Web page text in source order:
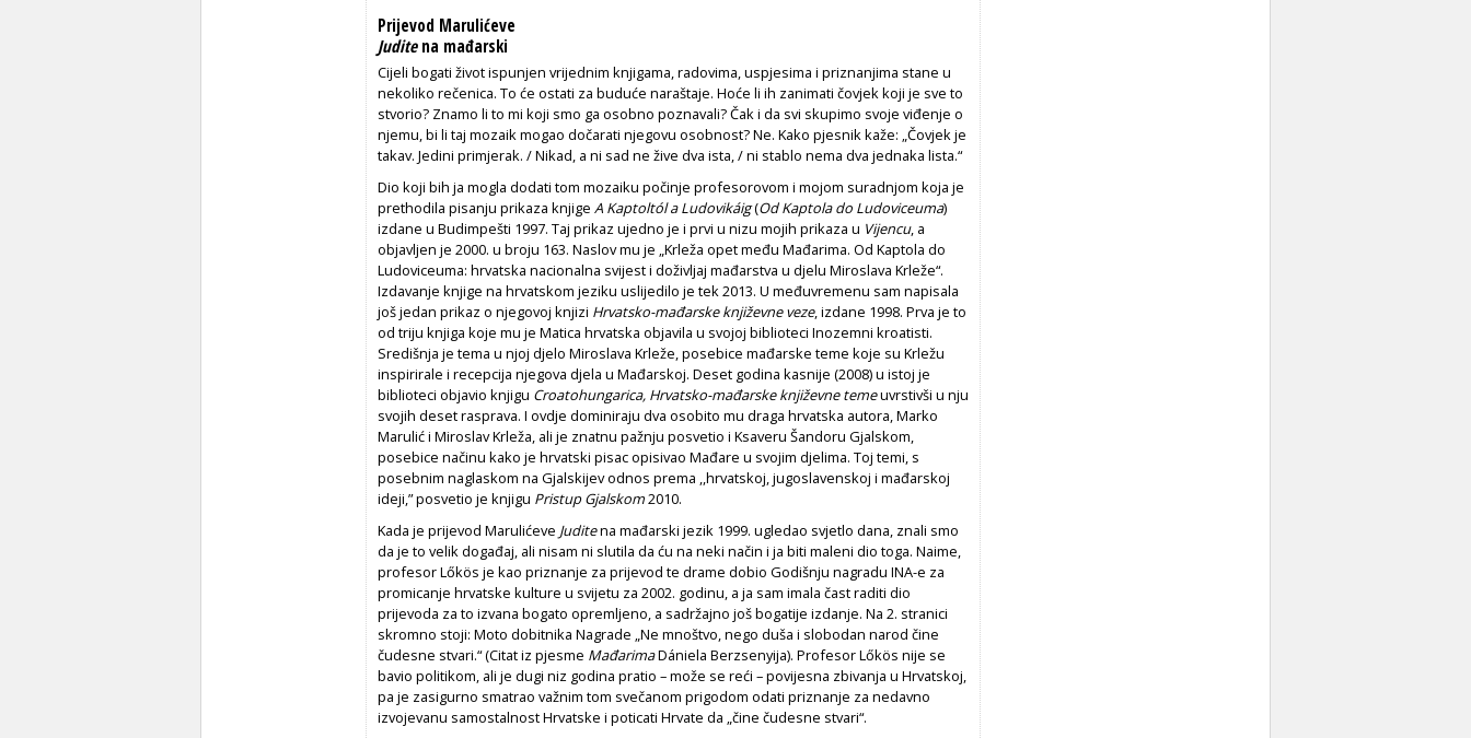
Prijevod Marulićeve
Juditena mađarski
Cijeli bogati život ispunjen vrijednim knjigama, radovima, uspjesima i priznanjima stane u
nekoliko rečenica. To će ostati za buduće naraštaje. Hoće li ih zanimati čovjek koji je sve to
stvorio? Znamo li to mi koji smo ga osobno poznavali? Čak i da svi skupimo svoje viđenje o
njemu, bi li taj mozaik mogao dočarati njegovu osobnost? Ne. Kako pjesnik kaže: „Čovjek je
takav. Jedini primjerak. / Nikad, a ni sad ne žive dva ista, / ni stablo nema dva jednaka lista.“
Dio koji bih ja mogla dodati tom mozaiku počinje profesorovom i mojom suradnjom koja je
prethodila pisanju prikaza knjige A Kaptoltól a Ludovikáig(Od Kaptola do Ludoviceuma)
izdane u Budimpešti 1997. Taj prikaz ujedno je i prvi u nizu mojih prikaza u Vijencu, a
objavljen je 2000. u broju 163. Naslov mu je „Krleža opet među Mađarima. Od Kaptola do
Ludoviceuma: hrvatska nacionalna svijest i doživljaj mađarstva u djelu Miroslava Krleže“.
Izdavanje knjige na hrvatskom jeziku uslijedilo je tek 2013. U međuvremenu sam napisala
još jedan prikaz o njegovoj knjizi Hrvatsko-mađarske književne veze, izdane 1998. Prva je to
od triju knjiga koje mu je Matica hrvatska objavila u svojoj biblioteci Inozemni kroatisti.
Središnja je tema u njoj djelo Miroslava Krleže, posebice mađarske teme koje su Krležu
inspirirale i recepcija njegova djela u Mađarskoj. Deset godina kasnije (2008) u istoj je
biblioteci objavio knjigu Croatohungarica, Hrvatsko-mađarske književne temeuvrstivši u nju
svojih deset rasprava. I ovdje dominiraju dva osobito mu draga hrvatska autora, Marko
Marulić i Miroslav Krleža, ali je znatnu pažnju posvetio i Ksaveru Šandoru Gjalskom,
posebice načinu kako je hrvatski pisac opisivao Mađare u svojim djelima. Toj temi, s
posebnim naglaskom na Gjalskijev odnos prema ,,hrvatskoj, jugoslavenskoj i mađarskoj
ideji,” posvetio je knjigu Pristup Gjalskom2010.
Kada je prijevod Marulićeve Juditena mađarski jezik 1999. ugledao svjetlo dana, znali smo
da je to velik događaj, ali nisam ni slutila da ću na neki način i ja biti maleni dio toga. Naime,
profesor Lőkös je kao priznanje za prijevod te drame dobio Godišnju nagradu INA-e za
promicanje hrvatske kulture u svijetu za 2002. godinu, a ja sam imala čast raditi dio
prijevoda za to izvana bogato opremljeno, a sadržajno još bogatije izdanje. Na 2. stranici
skromno stoji: Moto dobitnika Nagrade „Ne mnoštvo, nego duša i slobodan narod čine
čudesne stvari.“ (Citat iz pjesme MađarimaDániela Berzsenyija). Profesor Lőkös nije se
bavio politikom, ali je dugi niz godina pratio – može se reći – povijesna zbivanja u Hrvatskoj,
pa je zasigurno smatrao važnim tom svečanom prigodom odati priznanje za nedavno
izvojevanu samostalnost Hrvatske i poticati Hrvate da „čine čudesne stvari“.